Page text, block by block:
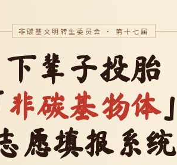
非碳基文明转生委员会 · 第十七届
下辈子投胎
非碳基物体」
愿填报系统